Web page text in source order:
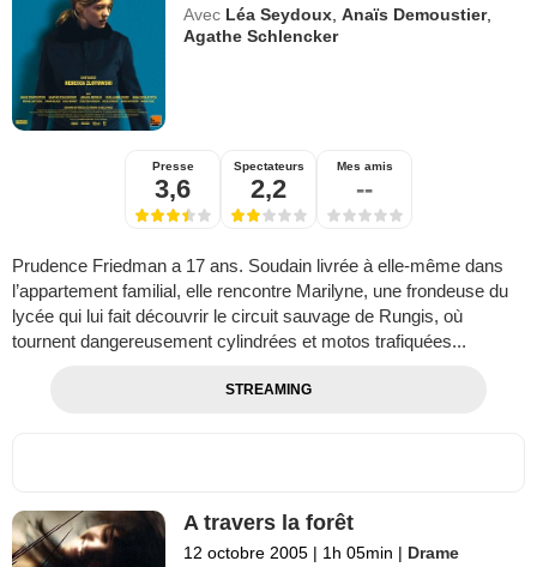
Avec Léa Seydoux ,Anaïs Demoustier,
Agathe Schlencker
Presse
3,6
Spectateurs
2,2
Mes amis
--
Prudence Friedman a 17 ans. Soudain livrée à elle-même dans
l’appartement familial, elle rencontre Marilyne, une frondeuse du
lycée qui lui fait découvrir le circuit sauvage de Rungis, où
tournent dangereusement cylindrées et motos trafiquées...
STREAMING
A travers la forêt
12 octobre 2005 | 1h 05min | Drame